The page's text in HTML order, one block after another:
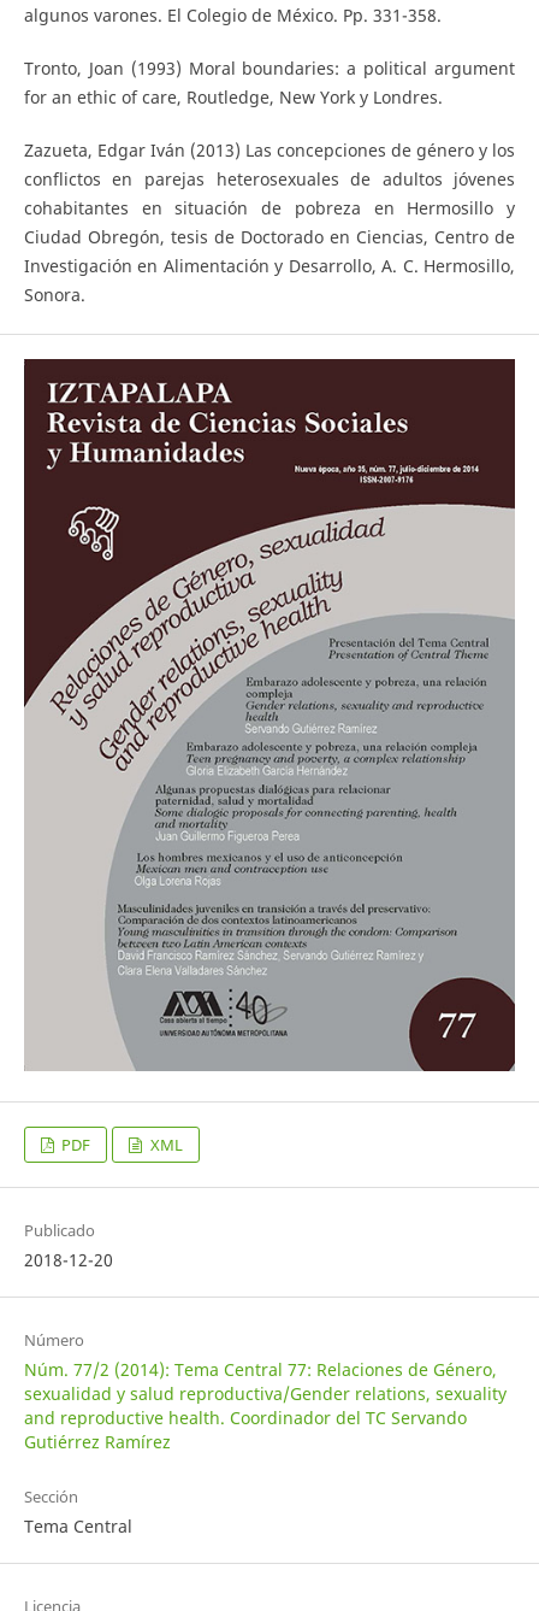
algunos varones. El Colegio de México. Pp. 331-358.
Tronto, Joan (1993) Moral boundaries: a political argument
for an ethic of care, Routledge, New York y Londres.
Zazueta, Edgar Iván (2013) Las concepciones de género y los
conflictos en parejas heterosexuales de adultos jóvenes
cohabitantes en situación de pobreza en Hermosillo y
Ciudad Obregón, tesis de Doctorado en Ciencias, Centro de
Investigación en Alimentación y Desarrollo, A. C. Hermosillo,
Sonora.
PDF XML
Publicado
2018-12-20
Número
Núm. 77/2 (2014): Tema Central 77: Relaciones de Género,
sexualidad y salud reproductiva/Gender relations, sexuality
and reproductive health. Coordinador del TC Servando
Gutiérrez Ramírez
Sección
Tema Central
Licencia